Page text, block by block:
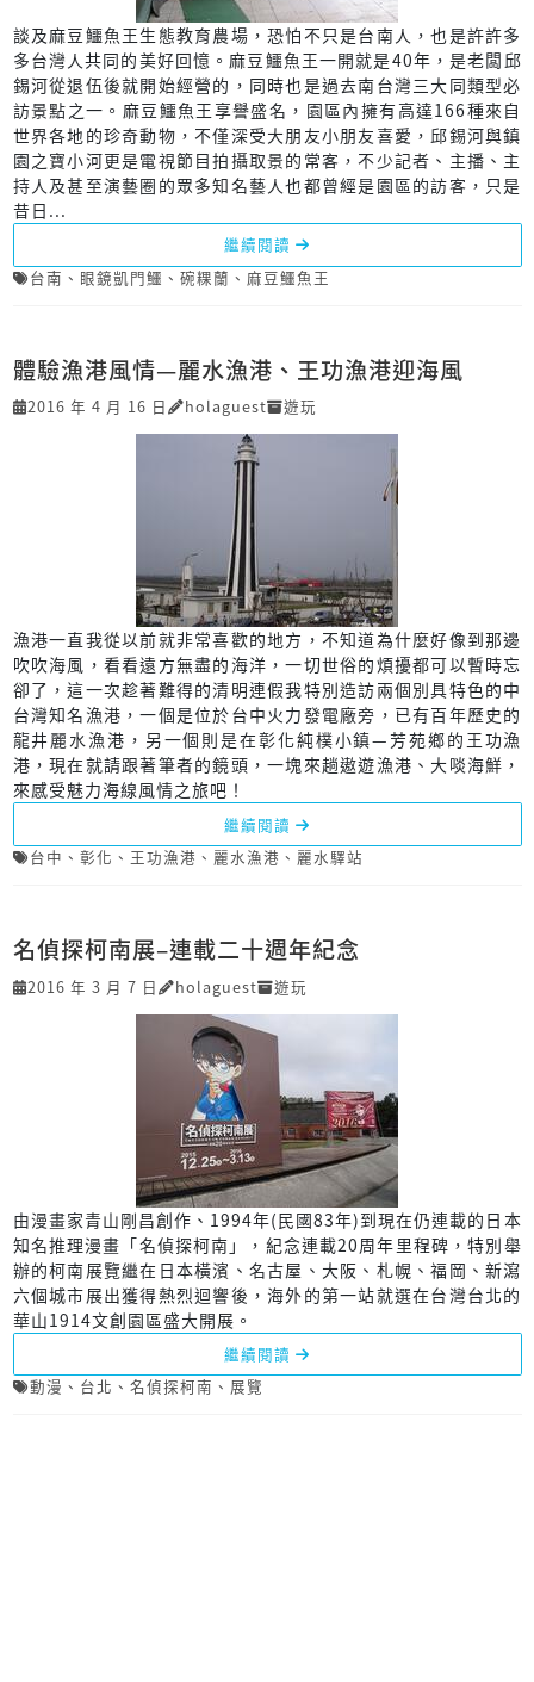
談及麻豆鱷魚王生態教育農場，恐怕不只是台南人，也是許許多
多台灣人共同的美好回憶。麻豆鱷魚王一開就是40年，是老闆邱
錫河從退伍後就開始經營的，同時也是過去南台灣三大同類型必
訪景點之一。麻豆鱷魚王享譽盛名，園區內擁有高達166種來自
世界各地的珍奇動物，不僅深受大朋友小朋友喜愛，邱錫河與鎮
園之寶小河更是電視節目拍攝取景的常客，不少記者、主播、主
持人及甚至演藝圈的眾多知名藝人也都曾經是園區的訪客，只是
昔日...
繼續閱讀
台南 、 眼鏡凱門鱷 、 碗粿蘭 、 麻豆鱷魚王
體驗漁港風情—麗水漁港、王功漁港迎海風
2016 年 4 月 16 日 holaguest 遊玩
漁港一直我從以前就非常喜歡的地方，不知道為什麼好像到那邊
吹吹海風，看看遠方無盡的海洋，一切世俗的煩擾都可以暫時忘
卻了，這一次趁著難得的清明連假我特別造訪兩個別具特色的中
台灣知名漁港，一個是位於台中火力發電廠旁，已有百年歷史的
龍井麗水漁港，另一個則是在彰化純樸小鎮—芳苑鄉的王功漁
港，現在就請跟著筆者的鏡頭，一塊來趟遨遊漁港、大啖海鮮，
來感受魅力海線風情之旅吧！
繼續閱讀
台中 、 彰化 、 王功漁港 、 麗水漁港 、 麗水驛站
名偵探柯南展–連載二十週年紀念
2016 年 3 月 7 日 holaguest 遊玩
由漫畫家青山剛昌創作、1994年(民國83年)到現在仍連載的日本
知名推理漫畫「名偵探柯南」，紀念連載20周年里程碑，特別舉
辦的柯南展覽繼在日本橫濱、名古屋、大阪、札幌、福岡、新瀉
六個城市展出獲得熱烈迴響後，海外的第一站就選在台灣台北的
華山1914文創園區盛大開展。
繼續閱讀
動漫 、 台北 、 名偵探柯南 、 展覽